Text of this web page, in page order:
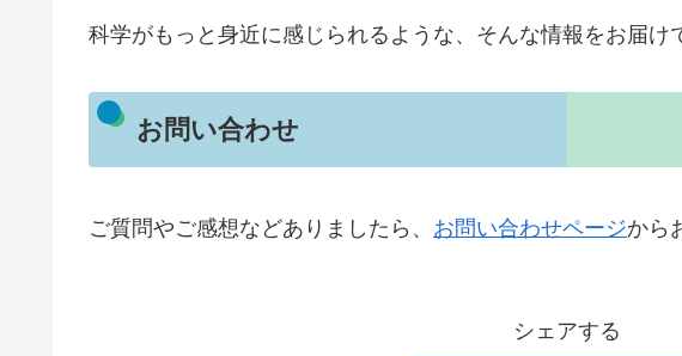
科学がもっと身近に感じられるような、そんな情報をお届け
お問い合わせ
ご質問やご感想などありましたら、 お問い合わせページから
シェアする